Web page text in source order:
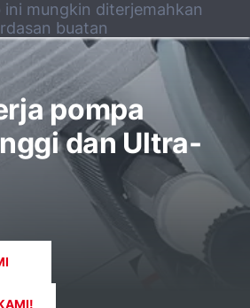
mungkin diterjemahkan
buatan
pompa
dan Ultra-